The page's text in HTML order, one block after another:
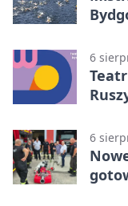
6
6